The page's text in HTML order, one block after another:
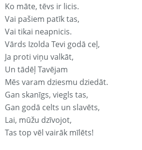
Ko māte, tēvs ir licis.
Vai pašiem patīk tas,
Vai tikai neapnicis.
Vārds Izolda Tevi godā ceļ,
Ja proti viņu valkāt,
Un tādēļ Tavējam
Mēs varam dziesmu dziedāt.
Gan skanīgs, viegls tas,
Gan godā celts un slavēts,
Lai, mūžu dzīvojot,
Tas top vēl vairāk mīlēts!